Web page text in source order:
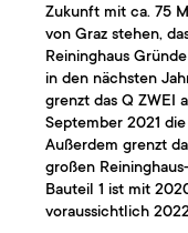
Zukunft mit ca. 75
von Graz stehen,
Reininghaus
in den nächsten
grenzt das Q ZWEI
September 2021
Außerdem grenzt
großen
Bauteil 1 ist mit
voraussichtlich